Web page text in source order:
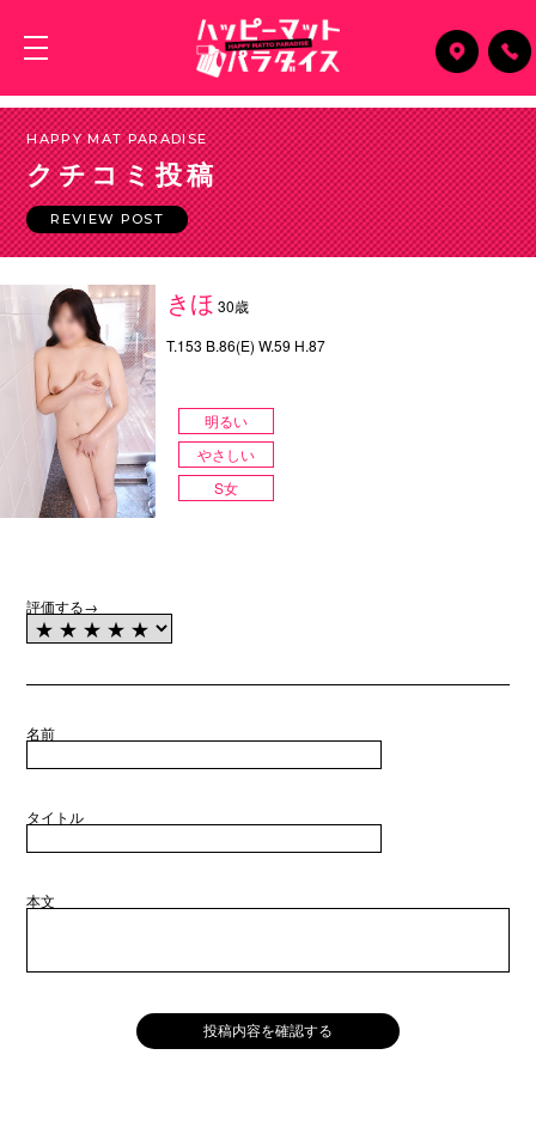
HAPPY MAT PARADISE
クチコミ投稿
REVIEW POST
きほ 30歳
T.153 B.86(E) W.59 H.87
明るい
やさしい
S女
評価する→
名前
タイトル
本文